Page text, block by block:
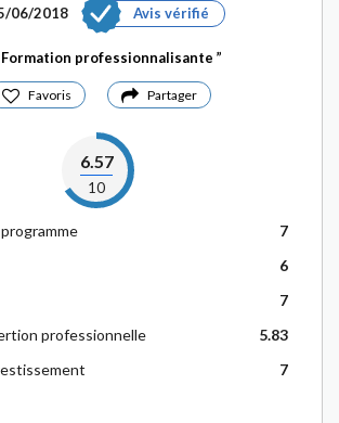
06/2018
Avis vérifié
Formation professionnalisante
Favoris Partager
6.57
10
7
6
7
professionnelle
5.83
7